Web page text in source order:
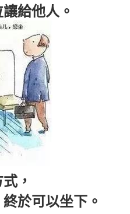
給他人。
，
於可以坐下。